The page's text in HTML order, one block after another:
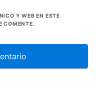
Y WEB EN ESTE
COMENTE.